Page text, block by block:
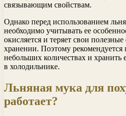
связывающим свойствам.
Однако перед использованием
необходимо учитывать ее
окисляется и теряет свои
хранении. Поэтому
небольших количествах и хранить
в холодильнике.
Льняная мука для
работает?